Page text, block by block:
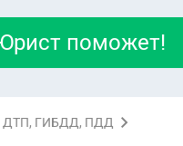
поможет!
ДТП, ГИБДД, ПДД